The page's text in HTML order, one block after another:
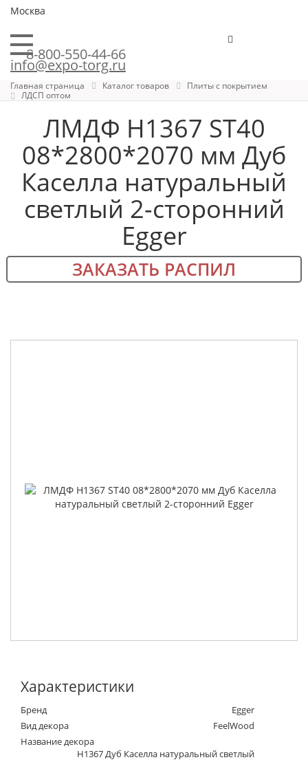
Москва
8-800-550-44-66
info@expo-torg.ru
Главная страница Каталог товаров
Плиты с покрытием
ЛДСП оптом
ЛМДФ H1367 ST40
08*2800*2070 мм Дуб
Каселла натуральный
светлый 2-сторонний
Egger
ЗАКАЗАТЬ РАСПИЛ
Характеристики
Бренд
Egger
Вид декора
FeelWood
Название декора
H1367 Дуб Каселла натуральный светлый